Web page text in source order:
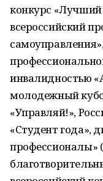
конкурс «Лучший
всероссийский
инвалидностью
молодежный
«Управляй!»,
«Студент года»,
профессионалы»